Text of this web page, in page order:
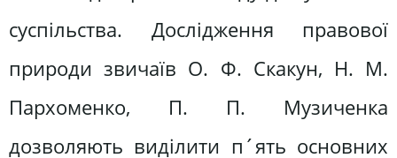
суспільства. Дослідження правової
природи звичаїв О. Ф. Скакун, Н. М.
Пархоменко, П. П. Музиченка
дозволяють виділити п´ять основних